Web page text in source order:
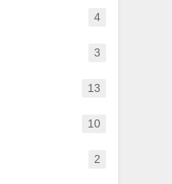
4
3
13
10
2